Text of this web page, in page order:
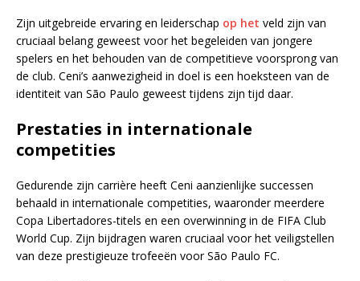
Zijn uitgebreide ervaring en leiderschap op het veld zijn van
cruciaal belang geweest voor het begeleiden van jongere
spelers en het behouden van de competitieve voorsprong van
de club. Ceni’s aanwezigheid in doel is een hoeksteen van de
identiteit van São Paulo geweest tijdens zijn tijd daar.
Prestaties in internationale
competities
Gedurende zijn carrière heeft Ceni aanzienlijke successen
behaald in internationale competities, waaronder meerdere
Copa Libertadores-titels en een overwinning in de FIFA Club
World Cup. Zijn bijdragen waren cruciaal voor het veiligstellen
van deze prestigieuze trofeeën voor São Paulo FC.